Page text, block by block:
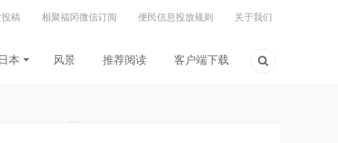
稿 相聚福冈微信订阅 便民信息投放规则 关于我们
本 风景 推荐阅读 客户端下载